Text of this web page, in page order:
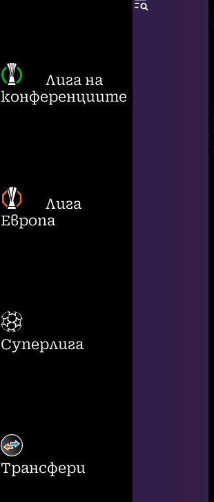
Лига на
конференциите
Лига
Европа
Суперлига
Трансфери